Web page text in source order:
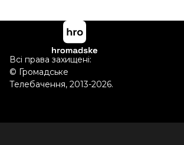
Всі права захищені:
© Громадське
Телебачення, 2013-2026.